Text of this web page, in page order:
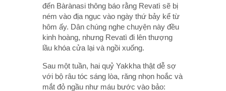
đến Bàrànasi thông báo rằng Revatì sẽ bị
ném vào địa ngục vào ngày thứ bảy kể từ
hôm ấy. Dân chúng nghe chuyện này đều
kinh hoàng, nhưng Revatì đi lên thượng
lầu khóa cửa lại và ngồi xuống.
Sau một tuần, hai quỷ Yakkha thật dễ sợ
với bộ râu tóc sáng lòa, răng nhọn hoắc và
mắt đỏ ngầu như máu bước vào bảo: